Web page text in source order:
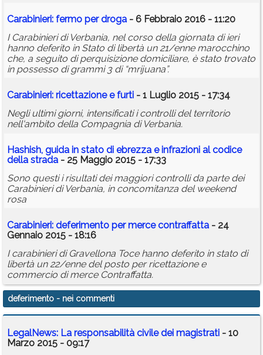
Carabinieri: fermo per droga - 6 Febbraio 2016 - 11:20
I Carabinieri di Verbania, nel corso della giornata di ieri
hanno deferito in Stato di libertà un 21/enne marocchino
che, a seguito di perquisizione domiciliare, è stato trovato
in possesso di grammi 3 di “mrijuana”.
Carabinieri: ricettazione e furti - 1 Luglio 2015 - 17:34
Negli ultimi giorni, intensificati i controlli del territorio
nell'ambito della Compagnia di Verbania.
Hashish, guida in stato di ebrezza e infrazioni al codice
della strada - 25 Maggio 2015 - 17:33
Sono questi i risultati dei maggiori controlli da parte dei
Carabinieri di Verbania, in concomitanza del weekend
rosa
Carabinieri: deferimento per merce contraffatta - 24
Gennaio 2015 - 18:16
I carabinieri di Gravellona Toce hanno deferito in stato di
libertà un 22/enne del posto per ricettazione e
commercio di merce Contraffatta.
deferimento - nei commenti
LegalNews: La responsabilità civile dei magistrati - 10
Marzo 2015 - 09:17